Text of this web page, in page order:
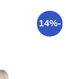
-14%